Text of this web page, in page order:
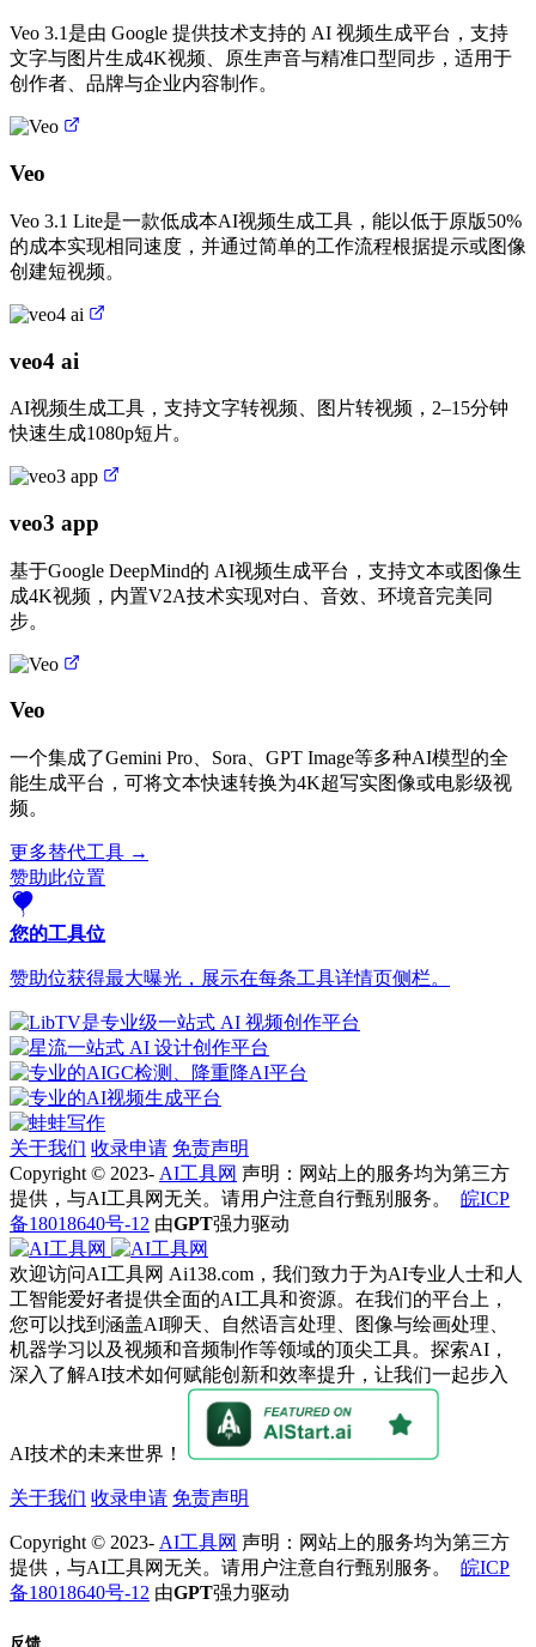
Veo 3.1是由 Google 提供技术支持的 AI 视频生成平台，支持
文字与图片生成4K视频、原生声音与精准口型同步，适用于
创作者、品牌与企业内容制作。
Veo
Veo 3.1 Lite是一款低成本AI视频生成工具，能以低于原版50%
的成本实现相同速度，并通过简单的工作流程根据提示或图像
创建短视频。
veo4 ai
AI视频生成工具，支持文字转视频、图片转视频，2–15分钟
快速生成1080p短片。
veo3 app
基于Google DeepMind的 AI视频生成平台，支持文本或图像生
成4K视频，内置V2A技术实现对白、音效、环境音完美同
步。
Veo
一个集成了Gemini Pro、Sora、GPT Image等多种AI模型的全
能生成平台，可将文本快速转换为4K超写实图像或电影级视
频。
更多替代工具 →
赞助此位置
您的工具位
赞助位获得最大曝光，展示在每条工具详情页侧栏。
关于我们 收录申请 免责声明
Copyright © 2023- AI工具网 声明：网站上的服务均为第三方
提供，与AI工具网无关。请用户注意自行甄别服务。 皖ICP
备18018640号-12 由GPT强力驱动
欢迎访问AI工具网 Ai138.com，我们致力于为AI专业人士和人
工智能爱好者提供全面的AI工具和资源。在我们的平台上，
您可以找到涵盖AI聊天、自然语言处理、图像与绘画处理、
机器学习以及视频和音频制作等领域的顶尖工具。探索AI，
深入了解AI技术如何赋能创新和效率提升，让我们一起步入
AI技术的未来世界！
关于我们 收录申请 免责声明
Copyright © 2023- AI工具网 声明：网站上的服务均为第三方
提供，与AI工具网无关。请用户注意自行甄别服务。 皖ICP
备18018640号-12 由GPT强力驱动
反馈